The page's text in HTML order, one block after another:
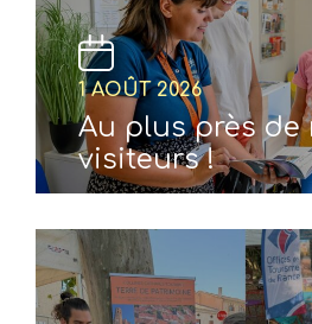
1 AOÛT 2026
Au plus près de
visiteurs !